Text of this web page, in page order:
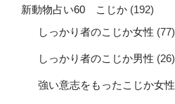
新動物占い60 こじか (192)
しっかり者のこじか女性 (77)
しっかり者のこじか男性 (26)
強い意志をもったこじか女性